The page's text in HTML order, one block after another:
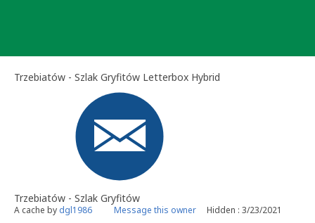
Trzebiatów - Szlak Gryfitów Letterbox Hybrid
Trzebiatów - Szlak Gryfitów
A cache by dgl1986 Message this owner Hidden : 3/23/2021